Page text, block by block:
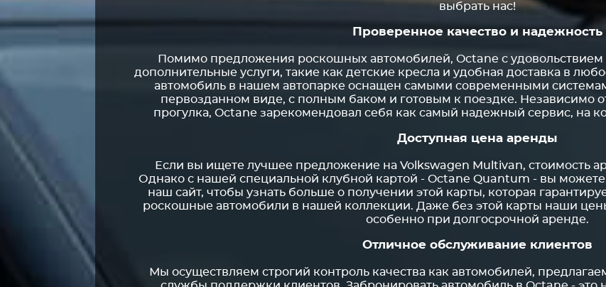
выбрать нас!
Проверенное качество и надежность
Помимо предложения роскошных автомобилей, Octane с удовольствием
дополнительные услуги, такие как детские кресла и удобная доставка в
автомобиль в нашем автопарке оснащен самыми современными
первозданном виде, с полным баком и готовым к поездке. Независимо
прогулка, Octane зарекомендовал себя как самый надежный сервис, на
Доступная цена аренды
Если вы ищете лучшее предложение на Volkswagen Multivan, стоимость
Однако с нашей специальной клубной картой - Octane Quantum - вы можете
наш сайт, чтобы узнать больше о получении этой карты, которая
роскошные автомобили в нашей коллекции. Даже без этой карты наши
особенно при долгосрочной аренде.
Отличное обслуживание клиентов
Мы осуществляем строгий контроль качества как автомобилей,